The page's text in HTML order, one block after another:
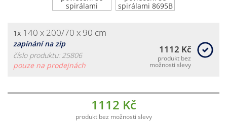
1x 140 x 200/70 x 90 cm
zapínání na zip
číslo produktu: 25806
pouze na prodejnách
1112 Kč
produkt bez
možnosti slevy
1112 Kč
produkt bez možnosti slevy